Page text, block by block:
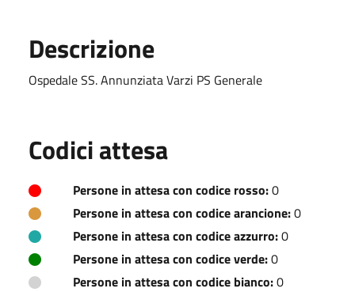
Descrizione
Ospedale SS. Annunziata Varzi PS Generale
Codici attesa
Persone in attesa con codice rosso:0
Persone in attesa con codice arancione:0
Persone in attesa con codice azzurro:0
Persone in attesa con codice verde:0
Persone in attesa con codice bianco:0